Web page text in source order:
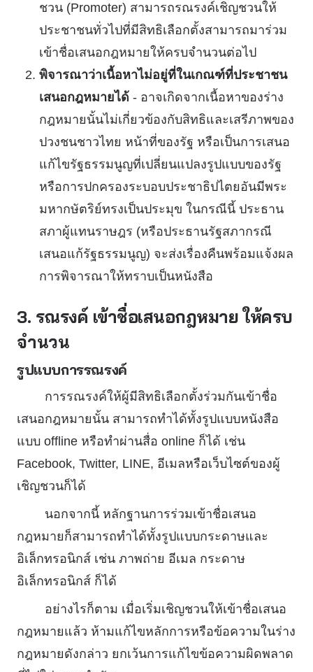
ชวน (Promoter) สามารถรณรงค์เชิญชวนให้
ประชาชนทั่วไปที่มีสิทธิเลือกตั้งสามารถมาร่วม
เข้าชื่อเสนอกฎหมายให้ครบจำนวนต่อไป
พิจารณาว่าเนื้อหาไม่อยู่ที่ในเกณฑ์ที่ประชาชน
เสนอกฎหมายได้ - อาจเกิดจากเนื้อหาของร่าง
กฎหมายนั้นไม่เกี่ยวข้องกับสิทธิและเสรีภาพของ
ปวงชนชาวไทย หน้าที่ของรัฐ หรือเป็นการเสนอ
แก้ไขรัฐธรรมนูญที่เปลี่ยนแปลงรูปแบบของรัฐ
หรือการปกครองระบอบประชาธิปไตยอันมีพระ
มหากษัตริย์ทรงเป็นประมุข ในกรณีนี้ ประธาน
สภาผู้แทนราษฎร (หรือประธานรัฐสภากรณี
เสนอแก้รัฐธรรมนูญ) จะส่งเรื่องคืนพร้อมแจ้งผล
การพิจารณาให้ทราบเป็นหนังสือ
3. รณรงค์ เข้าชื่อเสนอกฎหมาย ให้ครบ
จำนวน
รูปแบบการรณรงค์
การรณรงค์ให้ผู้มีสิทธิเลือกตั้งร่วมกันเข้าชื่อ
เสนอกฎหมายนั้น สามารถทำได้ทั้งรูปแบบหนังสือ
แบบ offline หรือทำผ่านสื่อ online ก็ได้ เช่น
Facebook, Twitter, LINE, อีเมลหรือเว็บไซต์ของผู้
เชิญชวนก็ได้
นอกจากนี้ หลักฐานการร่วมเข้าชื่อเสนอ
กฎหมายก็สามารถทำได้ทั้งรูปแบบกระดาษและ
อิเล็กทรอนิกส์ เช่น ภาพถ่าย อีเมล กระดาษ
อิเล็กทรอนิกส์ ก็ได้
อย่างไรก็ตาม เมื่อเริ่มเชิญชวนให้เข้าชื่อเสนอ
กฎหมายแล้ว ห้ามแก้ไขหลักการหรือข้อความในร่าง
กฎหมายดังกล่าว ยกเว้นการแก้ไขข้อความผิดพลาด